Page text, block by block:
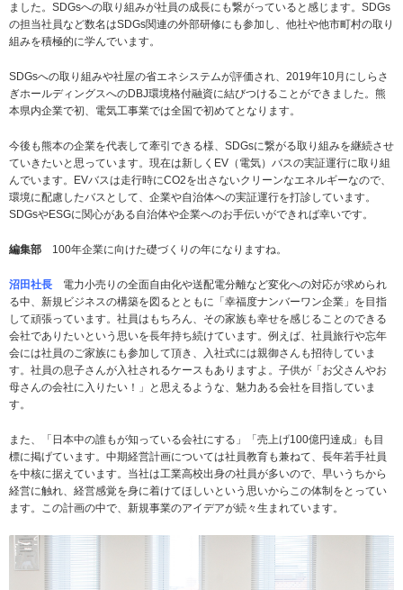
ました。SDGsへの取り組みが社員の成長にも繋がっていると感じます。SDGs
の担当社員など数名はSDGs関連の外部研修にも参加し、他社や他市町村の取り
組みを積極的に学んでいます。
SDGsへの取り組みや社屋の省エネシステムが評価され、2019年10月にしらさ
ぎホールディングスへのDBJ環境格付融資に結びつけることができました。熊
本県内企業で初、電気工事業では全国で初めてとなります。
今後も熊本の企業を代表して牽引できる様、SDGsに繋がる取り組みを継続させ
ていきたいと思っています。現在は新しくEV（電気）バスの実証運行に取り組
んでいます。EVバスは走行時にCO2を出さないクリーンなエネルギーなので、
環境に配慮したバスとして、企業や自治体への実証運行を打診しています。
SDGsやESGに関心がある自治体や企業へのお手伝いができれば幸いです。
編集部 100年企業に向けた礎づくりの年になりますね。
沼田社長
電力小売りの全面自由化や送配電分離など変化への対応が求められ
る中、新規ビジネスの構築を図るとともに「幸福度ナンバーワン企業」を目指
して頑張っています。社員はもちろん、その家族も幸せを感じることのできる
会社でありたいという思いを長年持ち続けています。例えば、社員旅行や忘年
会には社員のご家族にも参加して頂き、入社式には親御さんも招待していま
す。社員の息子さんが入社されるケースもありますよ。子供が「お父さんやお
母さんの会社に入りたい！」と思えるような、魅力ある会社を目指していま
す。
また、「日本中の誰もが知っている会社にする」「売上げ100億円達成」も目
標に掲げています。中期経営計画については社員教育も兼ねて、長年若手社員
を中核に据えています。当社は工業高校出身の社員が多いので、早いうちから
経営に触れ、経営感覚を身に着けてほしいという思いからこの体制をとってい
ます。この計画の中で、新規事業のアイデアが続々生まれています。